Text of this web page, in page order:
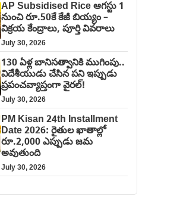
AP Subsidised Rice ఆగస్టు 1
నుంచి రూ.50కే కేజీ బియ్యం –
విక్రయ కేంద్రాలు, పూర్తి వివరాలు
July 30, 2026
130 ఏళ్ల బానిసత్వానికి ముగింపు..
విదేశీయుడు చేసిన పని ఇప్పుడు
ప్రపంచవ్యాప్తంగా వైరల్!
July 30, 2026
PM Kisan 24th Installment
Date 2026: రైతుల ఖాతాల్లో
రూ.2,000 ఎప్పుడు జమ
అవుతుంది
July 30, 2026